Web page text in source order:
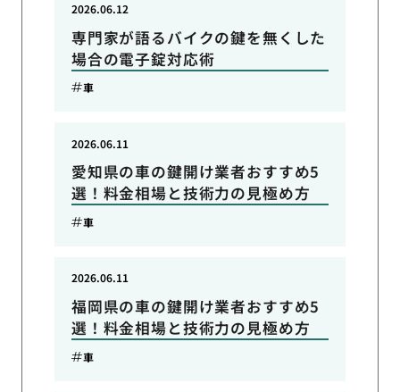
専門家が語るバイクの鍵を無くした
場合の電子錠対応術
2026.06.12
車
愛知県の車の鍵開け業者おすすめ5
選！料金相場と技術力の見極め方
2026.06.11
車
福岡県の車の鍵開け業者おすすめ5
選！料金相場と技術力の見極め方
2026.06.11
車